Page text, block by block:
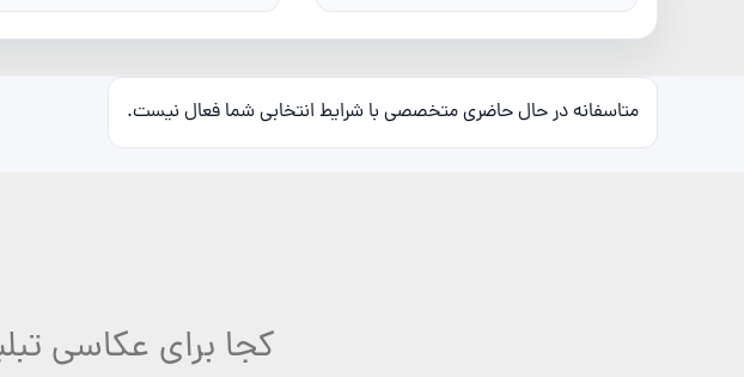
متاسفانه در حال حاضری متخصصی با شرایط انتخابی شما فعال نیست.
کجا برای عکاسی